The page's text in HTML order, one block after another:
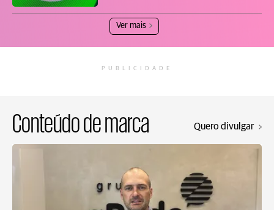
Ver mais
PUBLICIDADE
Conteúdo de marca Quero divulgar